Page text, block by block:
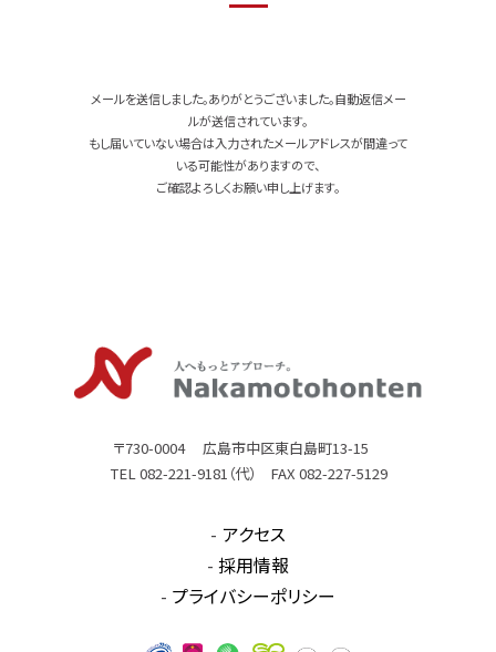
メールを送信しました。ありがとうございました。自動返信メー
ルが送信されています。
もし届いていない場合は入力されたメールアドレスが間違って
いる可能性がありますので、
ご確認よろしくお願い申し上げます。
〒730-0004 広島市中区東白島町13-15
TEL 082-221-9181（代） FAX 082-227-5129
アクセス
採用情報
プライバシーポリシー